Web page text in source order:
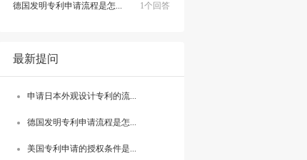
德国发明专利申请流程是怎... 1个回答
最新提问
申请日本外观设计专利的流...
德国发明专利申请流程是怎...
美国专利申请的授权条件是...